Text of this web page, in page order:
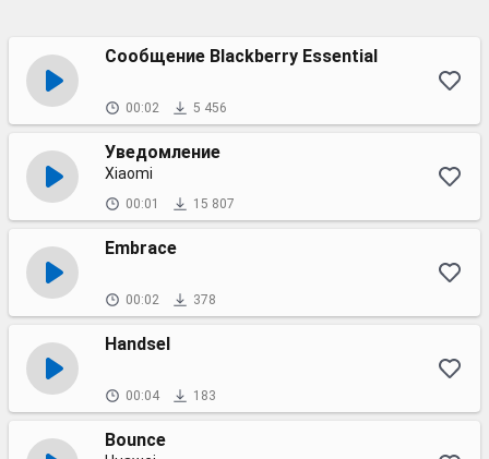
Сообщение Blackberry Essential
00:02 5 456
Уведомление
Xiaomi
00:01 15 807
Embrace
00:02 378
Handsel
00:04 183
Bounce